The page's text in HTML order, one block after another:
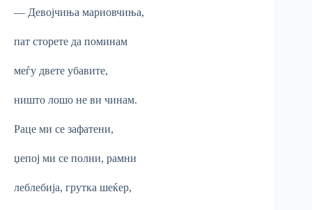
— Девојчиња мариовчиња,
пат сторете да поминам
меѓу двете убавите,
ништо лошо не ви чинам.
Раце ми се зафатени,
џепој ми се полни, рамни
леблебија, грутка шеќер,